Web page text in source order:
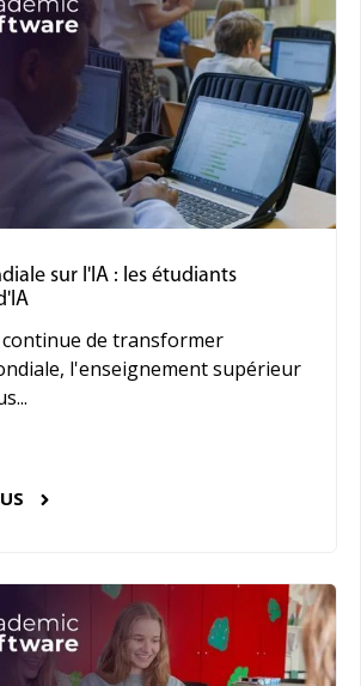
sur l'IA : les étudiants
de transformer
l'enseignement supérieur